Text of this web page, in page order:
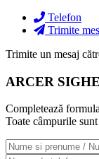
Telefon
Trimite
Trimite un mesaj
ARCER
Completează
Toate câmpurile sunt